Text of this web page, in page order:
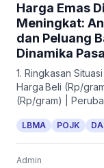
Harga Emas
Meningkat:
dan Peluang
Dinamika
1. Ringkasan
Harga Beli (Rp/
(Rp/gram) |
LBMA POJK
Admin